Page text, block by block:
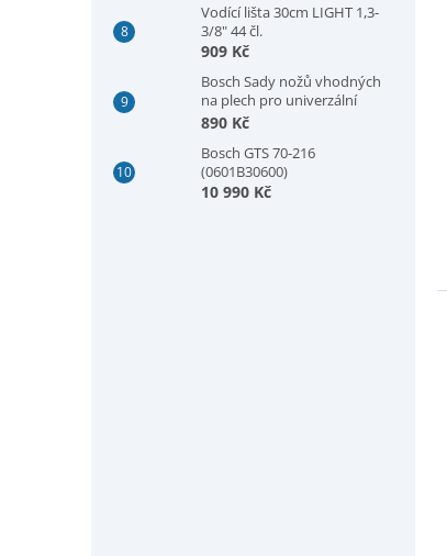
Vodící lišta 30cm LIGHT 1,3-
3/8" 44 čl.
909 Kč
Bosch Sady nožů vhodných
na plech pro univerzální
nůžky GSC 2.8, plech, 5 kusů
890 Kč
Bosch GTS 70-216
(0601B30600)
10 990 Kč